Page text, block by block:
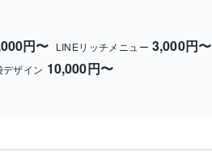
円〜 LINEリッチメニュー 3,000円〜
ザイン 10,000円〜